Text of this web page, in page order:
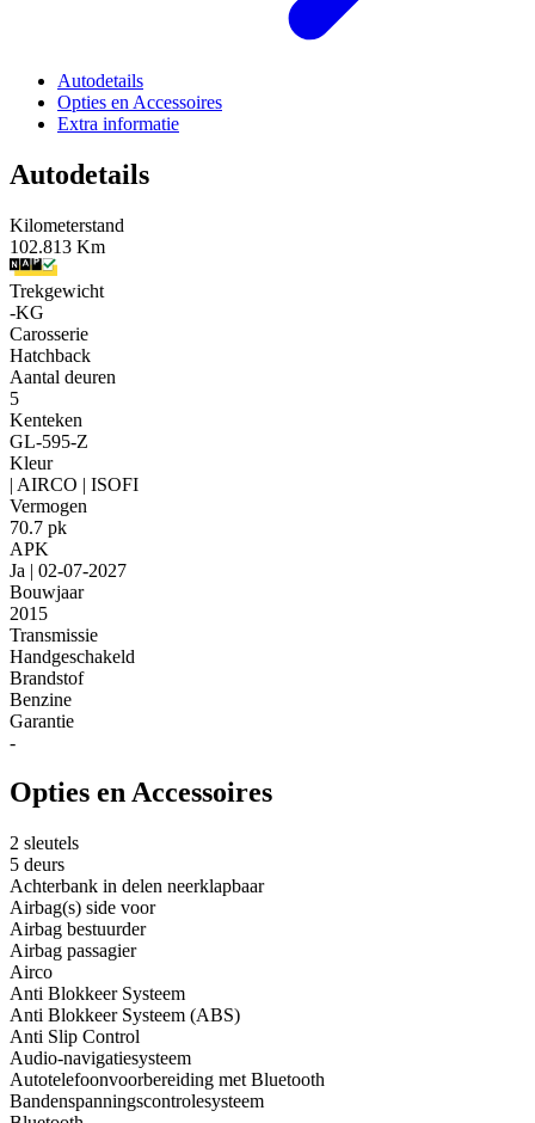
Autodetails
Opties en Accessoires
Extra informatie
Autodetails
Kilometerstand
102.813 Km
Trekgewicht
-KG
Carosserie
Hatchback
Aantal deuren
5
Kenteken
GL-595-Z
Kleur
| AIRCO | ISOFI
Vermogen
70.7 pk
APK
Ja | 02-07-2027
Bouwjaar
2015
Transmissie
Handgeschakeld
Brandstof
Benzine
Garantie
-
Opties en Accessoires
2 sleutels
5 deurs
Achterbank in delen neerklapbaar
Airbag(s) side voor
Airbag bestuurder
Airbag passagier
Airco
Anti Blokkeer Systeem
Anti Blokkeer Systeem (ABS)
Anti Slip Control
Audio-navigatiesysteem
Autotelefoonvoorbereiding met Bluetooth
Bandenspanningscontrolesysteem